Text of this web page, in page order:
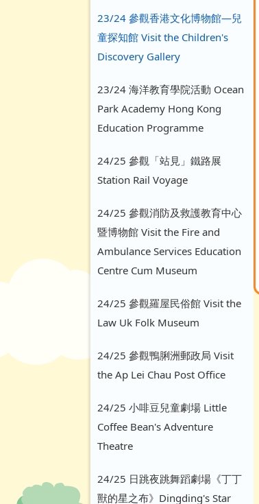
23/24 參觀香港文化博物館—兒
童探知館 Visit the Children's
Discovery Gallery
23/24 海洋教育學院活動 Ocean
Park Academy Hong Kong
Education Programme
24/25 參觀「站見」鐵路展
Station Rail Voyage
24/25 參觀消防及救護教育中心
暨博物館 Visit the Fire and
Ambulance Services Education
Centre Cum Museum
24/25 參觀羅屋民俗館 Visit the
Law Uk Folk Museum
24/25 參觀鴨脷洲郵政局 Visit
the Ap Lei Chau Post Office
24/25 小啡豆兒童劇場 Little
Coffee Bean's Adventure
Theatre
24/25 日跳夜跳舞蹈劇場《丁丁
獸的星之布》Dingding's Star